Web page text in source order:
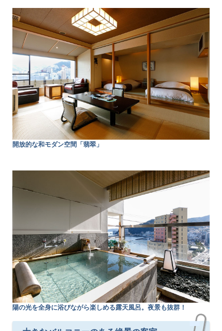
開放的な和モダン空間「翡翠」
陽の光を全身に浴びながら楽しめる露天風呂。夜景も抜群！